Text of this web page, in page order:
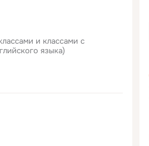
и классами с
языка)